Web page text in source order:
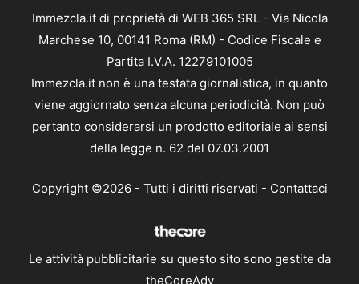
Immezcla.it di proprietà di WEB 365 SRL - Via Nicola
Marchese 10, 00141 Roma (RM) - Codice Fiscale e
Partita I.V.A. 12279101005
Immezcla.it non è una testata giornalistica, in quanto
viene aggiornato senza alcuna periodicità. Non può
pertanto considerarsi un prodotto editoriale ai sensi
della legge n. 62 del 07.03.2001
Copyright ©2026 - Tutti i diritti riservati - Contattaci
Le attività pubblicitarie su questo sito sono gestite da
theCoreAdv